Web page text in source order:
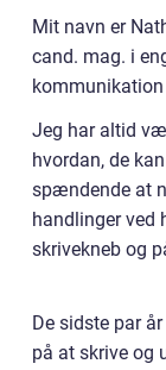
Mit navn er
cand. mag. i
Jeg har altid
hvordan, de
spændende at
handlinger
skrivekneb og
De sidste par
på at skrive og